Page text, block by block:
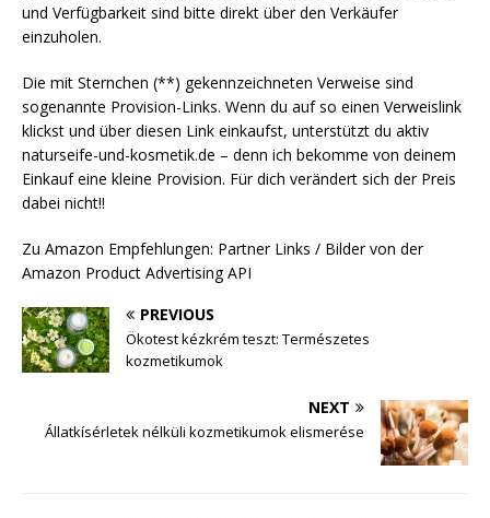
und Verfügbarkeit sind bitte direkt über den Verkäufer
einzuholen.
Die mit Sternchen (**) gekennzeichneten Verweise sind
sogenannte Provision-Links. Wenn du auf so einen Verweislink
klickst und über diesen Link einkaufst, unterstützt du aktiv
naturseife-und-kosmetik.de – denn ich bekomme von deinem
Einkauf eine kleine Provision. Für dich verändert sich der Preis
dabei nicht!!
Zu Amazon Empfehlungen: Partner Links / Bilder von der
Amazon Product Advertising API
PREVIOUS
Ökotest kézkrém teszt: Természetes
kozmetikumok
NEXT
Állatkísérletek nélküli kozmetikumok elismerése